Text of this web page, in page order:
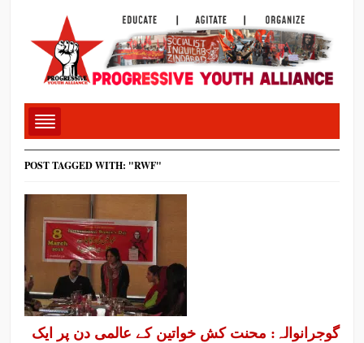
POST TAGGED WITH: "RWF"
گوجرانوالہ: محنت کش خواتین کے عالمی دن پر ایک